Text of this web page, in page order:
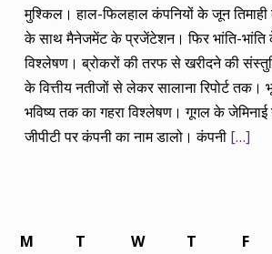
मुश्किल। हाल-फिलहाल कंपनियों के जून
के साथ मैनेजमेंट के प्रजेंटेशन। फिर भांति-भांति
विश्लेषण। ब्रोकरों की तरफ से खरीदने की
के वित्तीय नतीजों से लेकर सालाना रिपोर्ट
भविष्य तक का गहरा विश्लेषण। गूगल के
जीपीटी पर कंपनी का नाम डालो। कंपनी […]
M
T W T F